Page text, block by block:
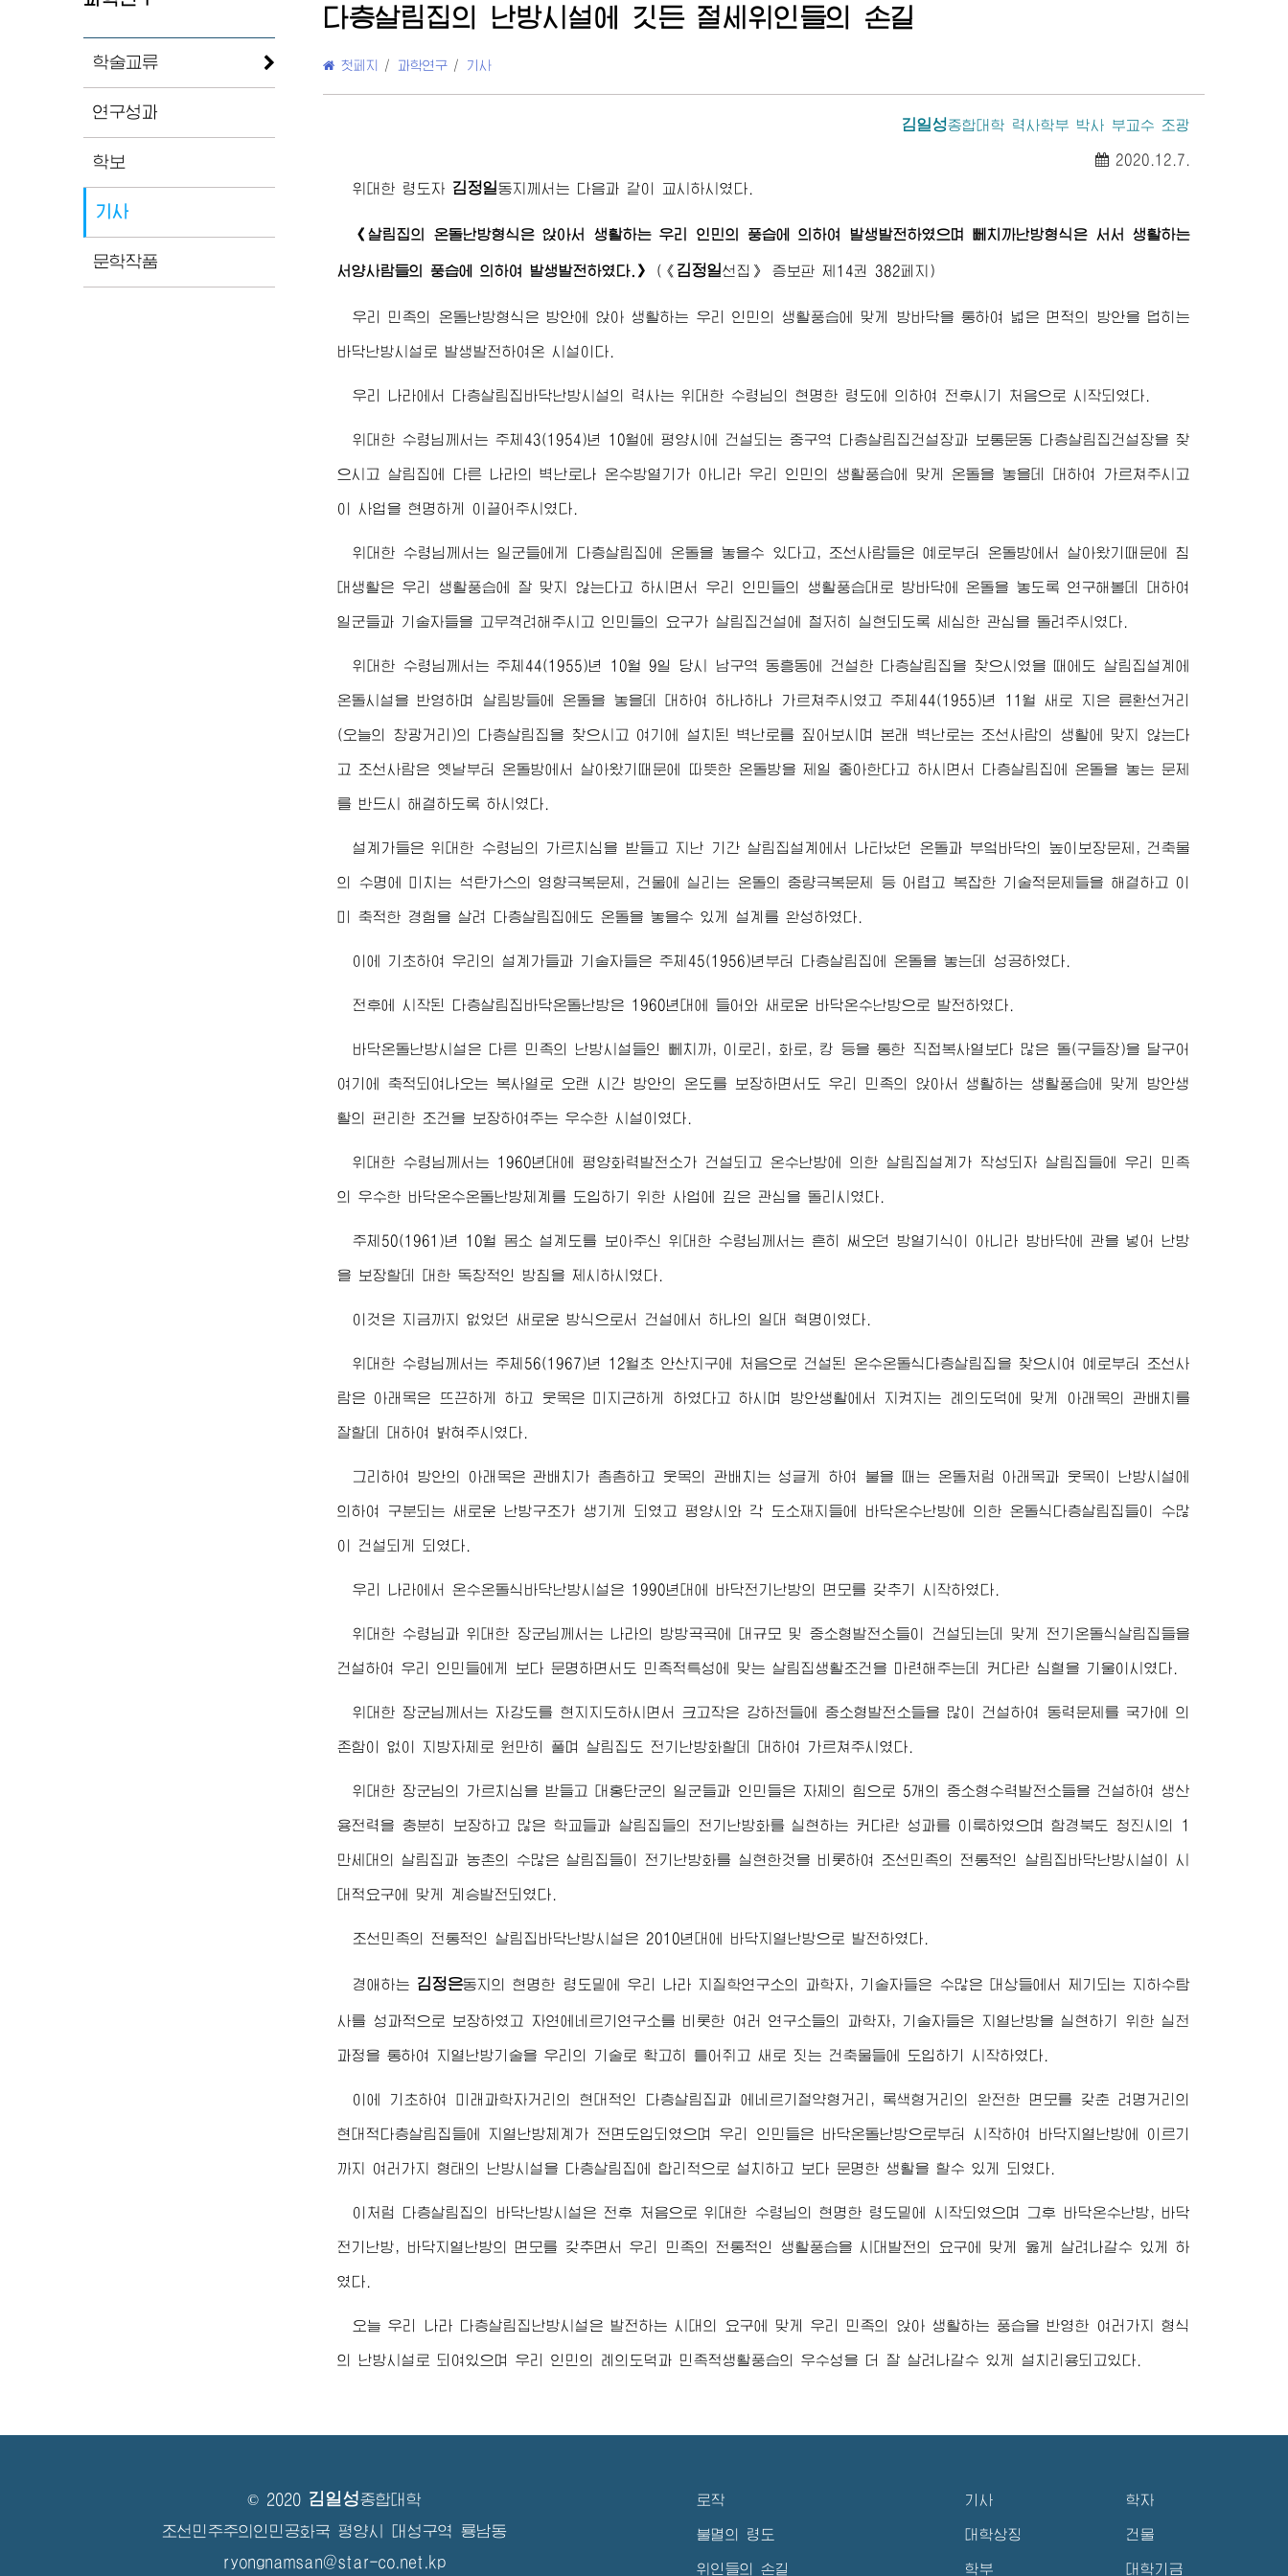
학술교류
연구성과
학보
기사
문학작품
다층살림집의 난방시설에 깃든 절세위인들의 손길
첫페지 / 과학연구 / 기사
김일성종합대학 력사학부 박사 부교수 조광
2020.12.7.
위대한 령도자 김정일동지 께서는 다음과 같이 교시하시였다.
《살림집의 온돌난방형식은 앉아서 생활하는 우리 인민의 풍습에 의하여 발생발전하였으며 뻬치까난방형식은 서서 생활하는
서양사람들의 풍습에 의하여 발생발전하였다.》 ( 《 김정일선집》 증보판 제14권 382페지)
우리 민족의 온돌난방형식은 방안에 앉아 생활하는 우리 인민의 생활풍습에 맞게 방바닥을 통하여 넓은 면적의 방안을 덥히는
바닥난방시설로 발생발전하여온 시설이다.
우리 나라에서 다층살림집바닥난방시설의 력사는 위대한 수령님 의 현명한 령도에 의하여 전후시기 처음으로 시작되였다.
위대한 수령님께서 는 주체43(1954)년 10월에 평양시에 건설되는 중구역 다층살림집건설장과 보통문동 다층살림집건설장을 찾
으시고 살림집에 다른 나라의 벽난로나 온수방열기가 아니라 우리 인민의 생활풍습에 맞게 온돌을 놓을데 대하여 가르쳐주시고
이 사업을 현명하게 이끌어주시였다.
위대한 수령님께서는 일군들에게 다층살림집에 온돌을 놓을수 있다고, 조선사람들은 예로부터 온돌방에서 살아왔기때문에 침
대생활은 우리 생활풍습에 잘 맞지 않는다고 하시면서 우리 인민들의 생활풍습대로 방바닥에 온돌을 놓도록 연구해볼데 대하여
일군들과 기술자들을 고무격려해주시고 인민들의 요구가 살림집건설에 철저히 실현되도록 세심한 관심을 돌려주시였다.
위대한 수령님께서 는 주체44(1955)년 10월 9일 당시 남구역 동흥동에 건설한 다층살림집을 찾으시였을 때에도 살림집설계에
온돌시설을 반영하며 살림방들에 온돌을 놓을데 대하여 하나하나 가르쳐주시였고 주체44(1955)년 11월 새로 지은 륜환선거리
(오늘의 창광거리)의 다층살림집을 찾으시고 여기에 설치된 벽난로를 짚어보시며 본래 벽난로는 조선사람의 생활에 맞지 않는다
고 조선사람은 옛날부터 온돌방에서 살아왔기때문에 따뜻한 온돌방을 제일 좋아한다고 하시면서 다층살림집에 온돌을 놓는 문제
를 반드시 해결하도록 하시였다.
설계가들은위대한 수령님 의 가르치심을 받들고 지난 기간 살림집설계에서 나타났던 온돌과 부엌바닥의 높이보장문제, 건축물
의 수명에 미치는 석탄가스의 영향극복문제, 건물에 실리는 온돌의 중량극복문제 등 어렵고 복잡한 기술적문제들을 해결하고 이
미 축적한 경험을 살려 다층살림집에도 온돌을 놓을수 있게 설계를 완성하였다.
이에 기초하여 우리의 설계가들과 기술자들은 주체45(1956)년부터 다층살림집에 온돌을 놓는데 성공하였다.
전후에 시작된 다층살림집바닥온돌난방은 1960년대에 들어와 새로운 바닥온수난방으로 발전하였다.
바닥온돌난방시설은 다른 민족의 난방시설들인 뻬치까, 이로리, 화로, 캉 등을 통한 직접복사열보다 많은 돌(구들장)을 달구어
여기에 축적되여나오는 복사열로 오랜 시간 방안의 온도를 보장하면서도 우리 민족의 앉아서 생활하는 생활풍습에 맞게 방안생
활의 편리한 조건을 보장하여주는 우수한 시설이였다.
위대한 수령님께서 는 1960년대에 평양화력발전소가 건설되고 온수난방에 의한 살림집설계가 작성되자 살림집들에 우리 민족
의 우수한 바닥온수온돌난방체계를 도입하기 위한 사업에 깊은 관심을 돌리시였다.
주체50(1961)년 10월 몸소 설계도를 보아주신 위대한 수령님께서 는 흔히 써오던 방열기식이 아니라 방바닥에 관을 넣어 난방
을 보장할데 대한 독창적인 방침을 제시하시였다.
이것은 지금까지 없었던 새로운 방식으로서 건설에서 하나의 일대 혁명이였다.
위대한 수령님께서 는 주체56(1967)년 12월초 안산지구에 처음으로 건설된 온수온돌식다층살림집을 찾으시여 예로부터 조선사
람은 아래목은 뜨끈하게 하고 웃목은 미지근하게 하였다고 하시며 방안생활에서 지켜지는 례의도덕에 맞게 아래목의 관배치를
잘할데 대하여 밝혀주시였다.
그리하여 방안의 아래목은 관배치가 촘촘하고 웃목의 관배치는 성글게 하여 불을 때는 온돌처럼 아래목과 웃목이 난방시설에
의하여 구분되는 새로운 난방구조가 생기게 되였고 평양시와 각 도소재지들에 바닥온수난방에 의한 온돌식다층살림집들이 수많
이 건설되게 되였다.
우리 나라에서 온수온돌식바닥난방시설은 1990년대에 바닥전기난방의 면모를 갖추기 시작하였다.
위대한 수령님 과위대한 장군님께서 는 나라의 방방곡곡에 대규모 및 중소형발전소들이 건설되는데 맞게 전기온돌식살림집들을
건설하여 우리 인민들에게 보다 문명하면서도 민족적특성에 맞는 살림집생활조건을 마련해주는데 커다란 심혈을 기울이시였다.
위대한 장군님께서는 자강도를 현지지도하시면서 크고작은 강하천들에 중소형발전소들을 많이 건설하여 동력문제를 국가에 의
존함이 없이 지방자체로 원만히 풀며 살림집도 전기난방화할데 대하여 가르쳐주시였다.
위대한 장군님의 가르치심을 받들고 대홍단군의 일군들과 인민들은 자체의 힘으로 5개의 중소형수력발전소들을 건설하여 생산
용전력을 충분히 보장하고 많은 학교들과 살림집들의 전기난방화를 실현하는 커다란 성과를 이룩하였으며 함경북도 청진시의 1
만세대의 살림집과 농촌의 수많은 살림집들이 전기난방화를 실현한것을 비롯하여 조선민족의 전통적인 살림집바닥난방시설이 시
대적요구에 맞게 계승발전되였다.
조선민족의 전통적인 살림집바닥난방시설은 2010년대에 바닥지열난방으로 발전하였다.
경애하는 김정은동지의 현명한 령도밑에 우리 나라 지질학연구소의 과학자, 기술자들은 수많은 대상들에서 제기되는 지하수탐
사를 성과적으로 보장하였고 자연에네르기연구소를 비롯한 여러 연구소들의 과학자, 기술자들은 지열난방을 실현하기 위한 실천
과정을 통하여 지열난방기술을 우리의 기술로 확고히 틀어쥐고 새로 짓는 건축물들에 도입하기 시작하였다.
이에 기초하여 미래과학자거리의 현대적인 다층살림집과 에네르기절약형거리, 록색형거리의 완전한 면모를 갖춘 려명거리의
현대적다층살림집들에 지열난방체계가 전면도입되였으며 우리 인민들은 바닥온돌난방으로부터 시작하여 바닥지열난방에 이르기
까지 여러가지 형태의 난방시설을 다층살림집에 합리적으로 설치하고 보다 문명한 생활을 할수 있게 되였다.
이처럼 다층살림집의 바닥난방시설은 전후 처음으로위대한 수령님 의 현명한 령도밑에 시작되였으며 그후 바닥온수난방, 바닥
전기난방, 바닥지열난방의 면모를 갖추면서 우리 민족의 전통적인 생활풍습을 시대발전의 요구에 맞게 옳게 살려나갈수 있게 하
였다.
오늘 우리 나라 다층살림집난방시설은 발전하는 시대의 요구에 맞게 우리 민족의 앉아 생활하는 풍습을 반영한 여러가지 형식
의 난방시설로 되여있으며 우리 인민의 례의도덕과 민족적생활풍습의 우수성을 더 잘 살려나갈수 있게 설치리용되고있다.
© 2020 김일성종합대학
조선민주주의인민공화국 평양시 대성구역 룡남동
ryongnamsan@star-co.net.kp
로작
불멸의 령도
위인들의 손길
기사
대학상징
학부
학자
건물
대학기금